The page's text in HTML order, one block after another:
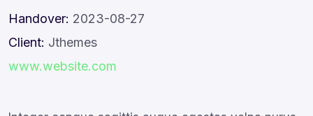
Handover: 2023-08-27
Client: Jthemes
www.website.com